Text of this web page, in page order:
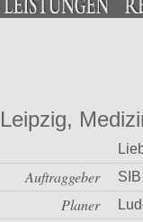
Leipzig,
Auftraggeber
Planer